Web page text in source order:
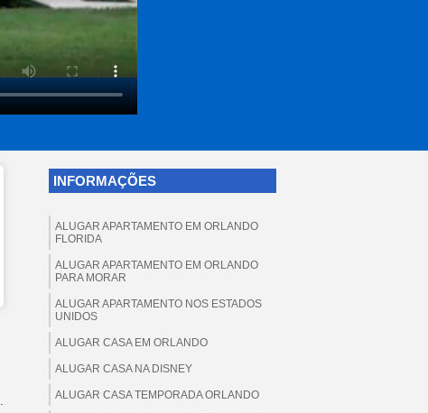
INFORMAÇÕES
ALUGAR APARTAMENTO EM ORLANDO
FLORIDA
ALUGAR APARTAMENTO EM ORLANDO
PARA MORAR
ALUGAR APARTAMENTO NOS ESTADOS
UNIDOS
ALUGAR CASA EM ORLANDO
ALUGAR CASA NA DISNEY
ALUGAR CASA TEMPORADA ORLANDO